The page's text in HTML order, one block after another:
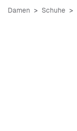
Damen Schuhe